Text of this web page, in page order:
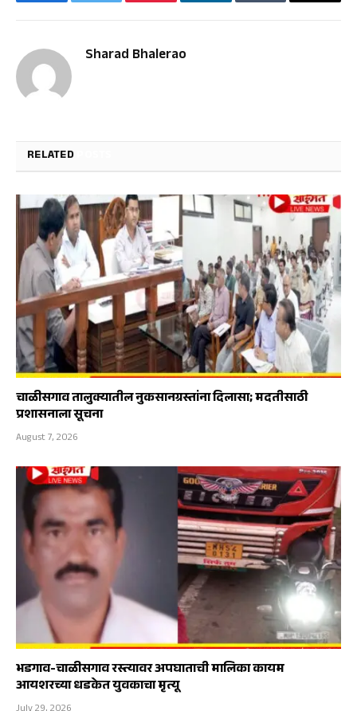
Sharad Bhalerao
RELATED
चाळीसगाव तालुक्यातील नुकसानग्रस्तांना दिलासा; मदतीसाठी
प्रशासनाला सूचना
August 7, 2026
भडगाव-चाळीसगाव रस्त्यावर अपघाताची मालिका कायम
आयशरच्या धडकेत युवकाचा मृत्यू